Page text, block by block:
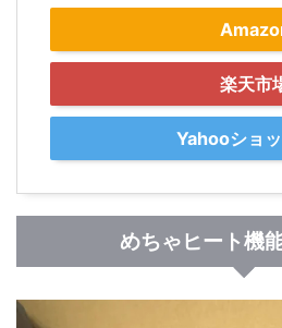
楽天市
Yahooショ
めちゃヒート機